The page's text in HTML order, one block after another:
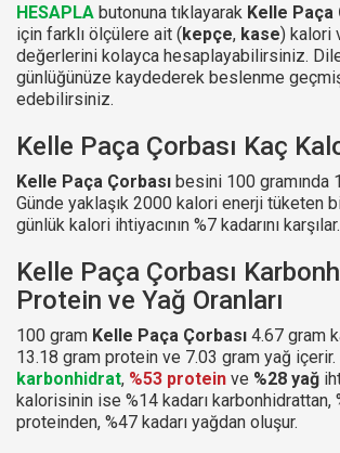
HESAPLA butonuna tıklayarak Kelle Paça
için farklı ölçülere ait (kepçe, kase) kalori
değerlerini kolayca hesaplayabilirsiniz.
günlüğünüze kaydederek beslenme
edebilirsiniz.
Kelle Paça Çorbası Kaç
Kelle Paça Çorbası besini 100 gramında
Günde yaklaşık 2000 kalori enerji tüketen
günlük kalori ihtiyacının %7 kadarını karşılar.
Kelle Paça Çorbası
Protein ve Yağ Oranları
100 gram Kelle Paça Çorbası 4.67 gram
13.18 gram protein ve 7.03 gram yağ içerir.
karbonhidrat, %53 protein ve %28 yağ
kalorisinin ise %14 kadarı karbonhidrattan,
proteinden, %47 kadarı yağdan oluşur.